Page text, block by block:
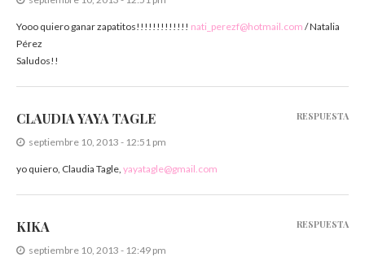
Yooo quiero ganar zapatitos!!!!!!!!!!!!! nati_perezf@hotmail.com / Natalia
Pérez
Saludos!!
CLAUDIA YAYA TAGLE
septiembre 10, 2013 - 12:51 pm
yo quiero, Claudia Tagle, yayatagle@gmail.com
RESPUESTA
KIKA
septiembre 10, 2013 - 12:49 pm
RESPUESTA